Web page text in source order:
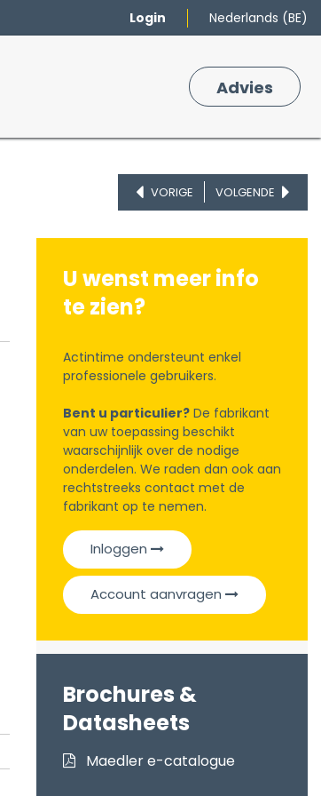
Login Nederlands (BE)
Adv​ies
VORIGE VOLGENDE
U wenst meer info
te zien?
Actintime ondersteunt enkel
professionele gebruikers.
Bent u particulier? De fabrikant
van uw toepassing beschikt
waarschijnlijk over de nodige
onderdelen. We raden dan ook aan
rechtstreeks contact met de
fabrikant op te nemen.
Inloggen
Account aanvragen
Brochures &
Datasheets
Maedler e-catalogue